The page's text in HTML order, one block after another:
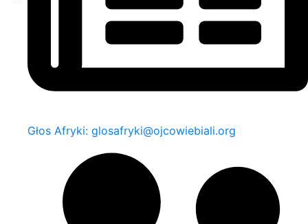
Głos Afryki: glosafryki@ojcowiebiali.org